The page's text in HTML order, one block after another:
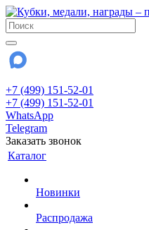
+7 (499) 151-52-01
+7 (499) 151-52-01
WhatsApp
Telegram
Заказать звонок
Каталог
Новинки
Распродажа